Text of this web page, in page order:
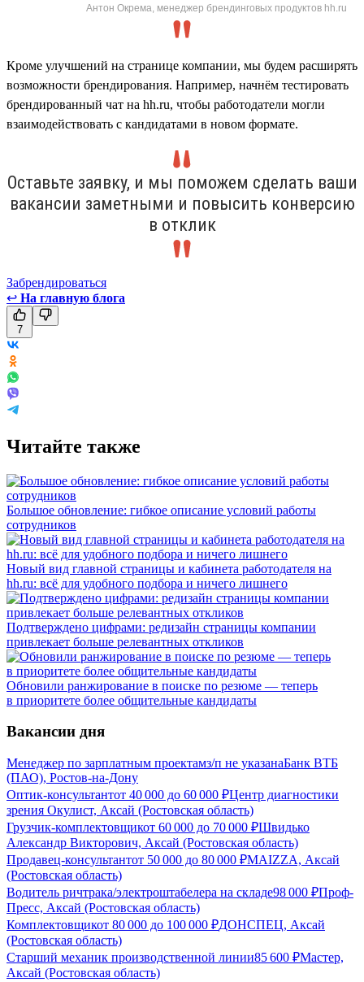
Антон Окрема, менеджер брендинговых продуктов hh.ru
Кроме улучшений на странице компании, мы будем расширять
возможности брендирования. Например, начнём тестировать
брендированный чат на hh.ru, чтобы работодатели могли
взаимодействовать с кандидатами в новом формате.
Оставьте заявку, и мы поможем сделать ваши
вакансии заметными и повысить конверсию
в отклик
Забрендироваться
↩ На главную блога
7
Читайте также
Большое обновление: гибкое описание условий работы
сотрудников
Новый вид главной страницы и кабинета работодателя на
hh.ru: всё для удобного подбора и ничего лишнего
Подтверждено цифрами: редизайн страницы компании
привлекает больше релевантных откликов
Обновили ранжирование в поиске по резюме — теперь
в приоритете более общительные кандидаты
Вакансии дня
Менеджер по зарплатным проектамз/п не указанаБанк ВТБ
(ПАО), Ростов-на-Дону
Оптик-консультантот 40 000 до 60 000 ₽Центр диагностики
зрения Окулист, Аксай (Ростовская область)
Грузчик-комплектовщикот 60 000 до 70 000 ₽Швидько
Александр Викторович, Аксай (Ростовская область)
Продавец-консультантот 50 000 до 80 000 ₽MAIZZA, Аксай
(Ростовская область)
Водитель ричтрака/электроштабелера на складе98 000 ₽Проф-
Пресс, Аксай (Ростовская область)
Комплектовщикот 80 000 до 100 000 ₽ДОНСПЕЦ, Аксай
(Ростовская область)
Старший механик производственной линии85 600 ₽Мастер,
Аксай (Ростовская область)